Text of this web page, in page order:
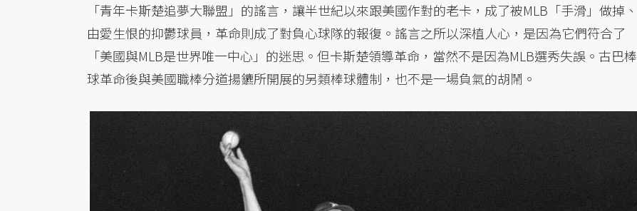
「青年卡斯楚追夢大聯盟」的謠言，讓半世紀以來跟美國作對的老卡，成了被MLB「手滑」做掉、
由愛生恨的抑鬱球員，革命則成了對負心球隊的報復。謠言之所以深植人心，是因為它們符合了
「美國與MLB是世界唯一中心」的迷思。但卡斯楚領導革命，當然不是因為MLB選秀失誤。古巴棒
球革命後與美國職棒分道揚鑣所開展的另類棒球體制，也不是一場負氣的胡鬧。